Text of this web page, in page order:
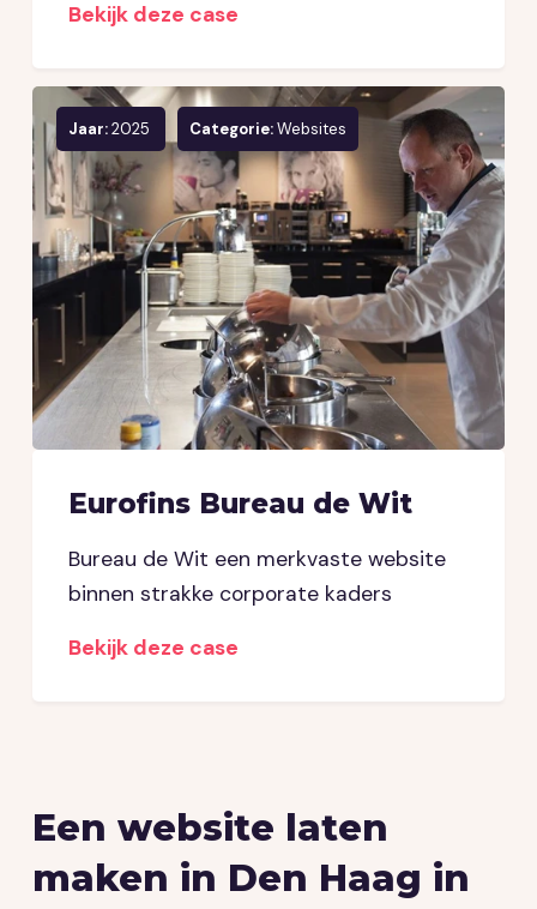
Bekijk deze case
Jaar:2025 Categorie:Websites
Eurofins Bureau de Wit
Bureau de Wit een merkvaste website
binnen strakke corporate kaders
Bekijk deze case
Een website laten
maken in Den Haag in